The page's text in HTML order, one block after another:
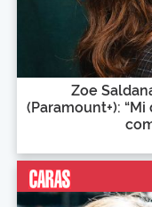
Zoe
(Paramount+):